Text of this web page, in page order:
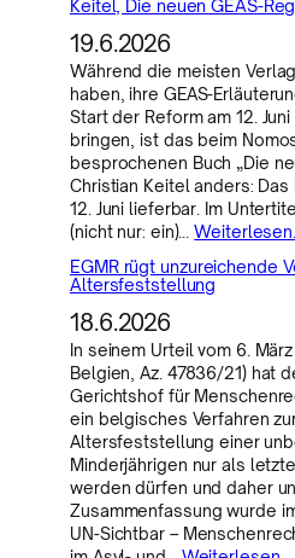
Keitel, Die neuen GEAS-
19.6.2026
Während die meisten
haben, ihre GEAS-
Start der Reform am 12.
bringen, ist das beim
besprochenen Buch „Die
Christian Keitel anders:
12. Juni lieferbar. Im
(nicht nur: ein)…Weiterlesen..
EGMR rügt unzureichende
Altersfeststellung
18.6.2026
In seinem Urteil vom 6.
Belgien, Az. 47836/21) hat
Gerichtshof für
ein belgisches Verfahren
Altersfeststellung einer
Minderjährigen nur als
werden dürfen und daher
Zusammenfassung wurde
UN-Sichtbar –